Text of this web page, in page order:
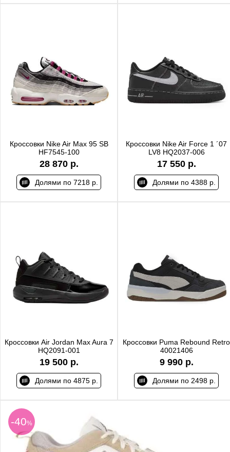
Кроссовки Nike Air Max 95 SB
HF7545-100
28 870 р.
Долями по 7218 р.
Кроссовки Nike Air Force 1 ´07
LV8 HQ2037-006
17 550 р.
Долями по 4388 р.
Кроссовки Air Jordan Max Aura 7
HQ2091-001
19 500 р.
Долями по 4875 р.
Кроссовки Puma Rebound Retro
40021406
9 990 р.
Долями по 2498 р.
-40%